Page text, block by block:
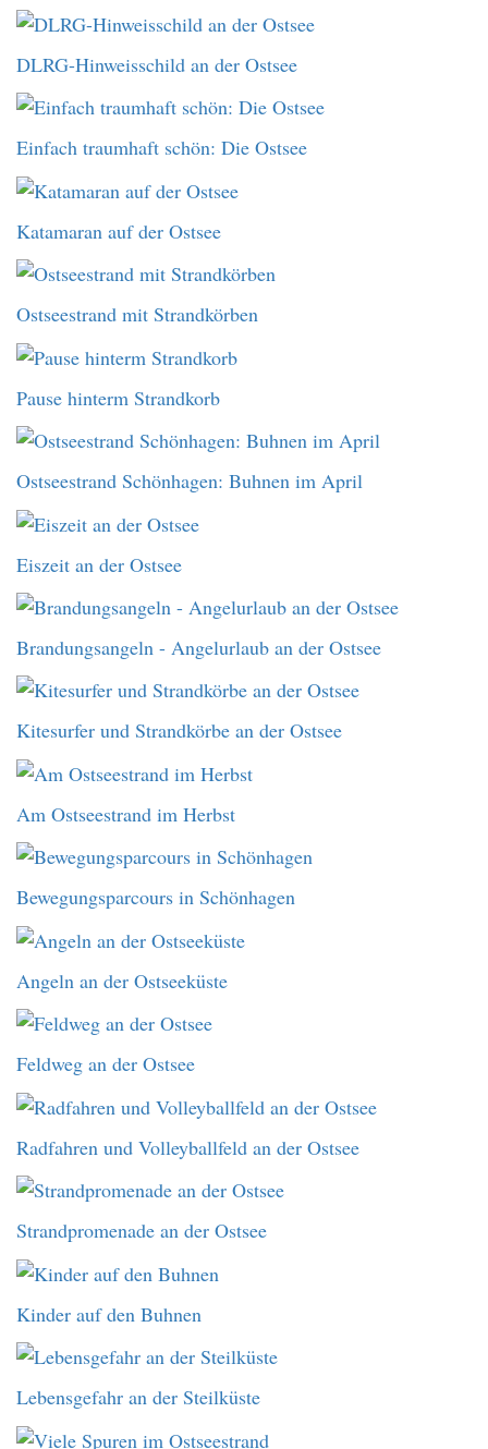
DLRG-Hinweisschild an der Ostsee
Einfach traumhaft schön: Die Ostsee
Katamaran auf der Ostsee
Ostseestrand mit Strandkörben
Pause hinterm Strandkorb
Ostseestrand Schönhagen: Buhnen im April
Eiszeit an der Ostsee
Brandungsangeln - Angelurlaub an der Ostsee
Kitesurfer und Strandkörbe an der Ostsee
Am Ostseestrand im Herbst
Bewegungsparcours in Schönhagen
Angeln an der Ostseeküste
Feldweg an der Ostsee
Radfahren und Volleyballfeld an der Ostsee
Strandpromenade an der Ostsee
Kinder auf den Buhnen
Lebensgefahr an der Steilküste